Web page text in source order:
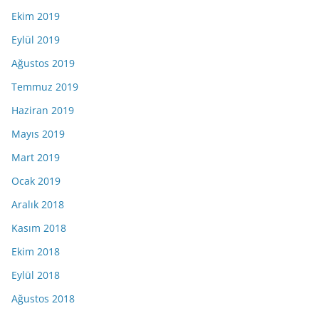
Ekim 2019
Eylül 2019
Ağustos 2019
Temmuz 2019
Haziran 2019
Mayıs 2019
Mart 2019
Ocak 2019
Aralık 2018
Kasım 2018
Ekim 2018
Eylül 2018
Ağustos 2018